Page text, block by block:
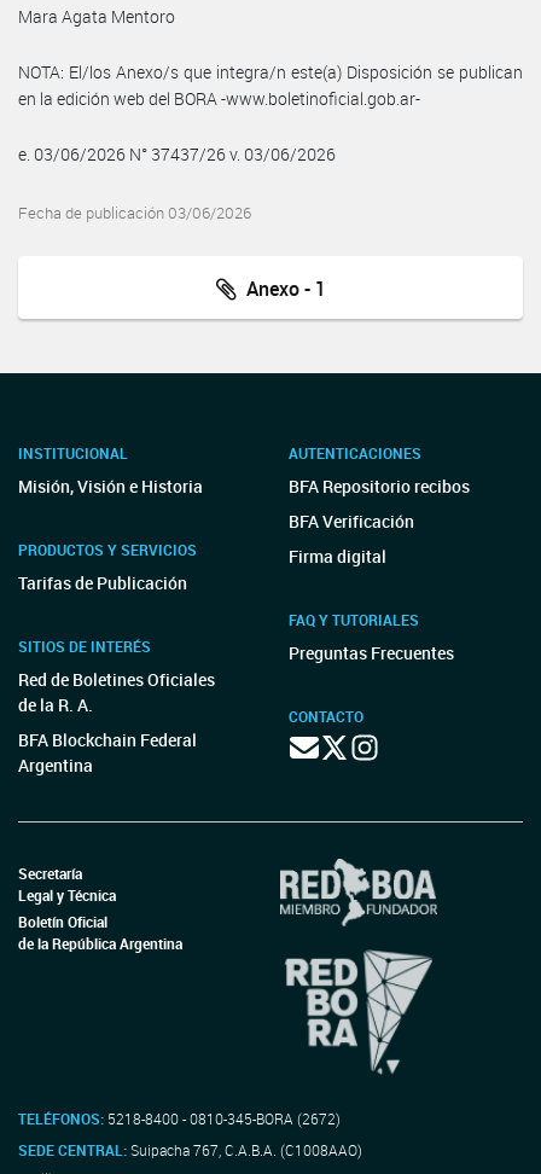
Mara Agata Mentoro
NOTA: El/los Anexo/s que integra/n este(a) Disposición se publican
en la edición web del BORA -www.boletinoficial.gob.ar-
e. 03/06/2026 N° 37437/26 v. 03/06/2026
Fecha de publicación 03/06/2026
Anexo - 1
INSTITUCIONAL
Misión, Visión e Historia
PRODUCTOS Y SERVICIOS
Tarifas de Publicación
SITIOS DE INTERÉS
Red de Boletines Oficiales
de la R. A.
BFA Blockchain Federal
Argentina
AUTENTICACIONES
BFA Repositorio recibos
BFA Verificación
Firma digital
FAQ Y TUTORIALES
Preguntas Frecuentes
CONTACTO
Secretaría
Legal y Técnica
Boletín Oficial
de la República Argentina
TELÉFONOS: 5218-8400 - 0810-345-BORA (2672)
SEDE CENTRAL:Suipacha 767, C.A.B.A. (C1008AAO)